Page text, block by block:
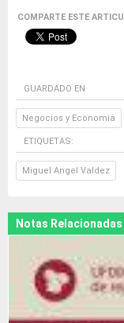
COMPARTE ESTE
GUARDADO EN
Negocios y Economia
ETIQUETAS:
Miguel Angel Valdez
Notas Relacionadas